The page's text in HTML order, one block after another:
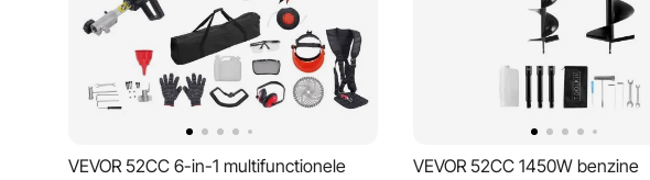
VEVOR 52CC 6-in-1 multifunctionele
VEVOR 52CC 1450W benzine